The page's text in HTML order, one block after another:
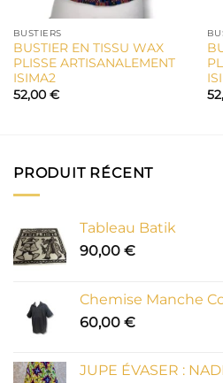
BUSTIERS
BUSTIER EN TISSU WAX
PLISSE ARTISANALEMENT
ISIMA2
52,00 €
PRODUIT RÉCENT
Tableau Batik
90,00 €
Chemise Manche
60,00 €
JUPE ÉVASER :